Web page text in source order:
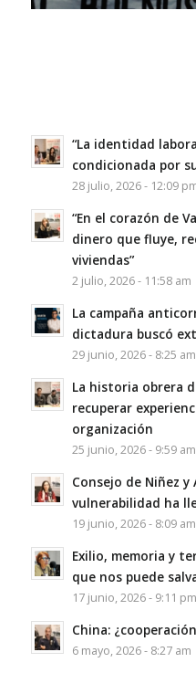
“La identidad
condicionada por
28 julio, 2026 - 12:09
“En el corazón de
dinero que fluye,
viviendas”
2 julio, 2026 - 11:58 am
La campaña
dictadura buscó
29 junio, 2026 - 8:25 am
La historia obrera
recuperar
organización
25 junio, 2026 - 9:59 am
Consejo de Niñez y
vulnerabilidad ha
19 junio, 2026 - 8:09 am
Exilio, memoria y
que nos puede
17 junio, 2026 - 9:11 pm
China:
6 mayo, 2026 - 8:27 am